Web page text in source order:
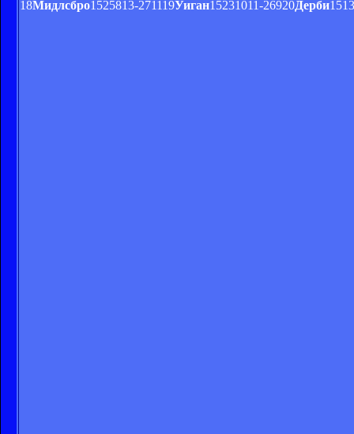
18Мидлсбро1525813-271119Уиган15231011-26920Дерби